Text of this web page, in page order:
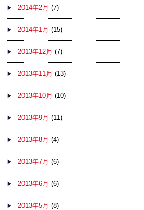
2014年2月 (7)
2014年1月 (15)
2013年12月 (7)
2013年11月 (13)
2013年10月 (10)
2013年9月 (11)
2013年8月 (4)
2013年7月 (6)
2013年6月 (6)
2013年5月 (8)